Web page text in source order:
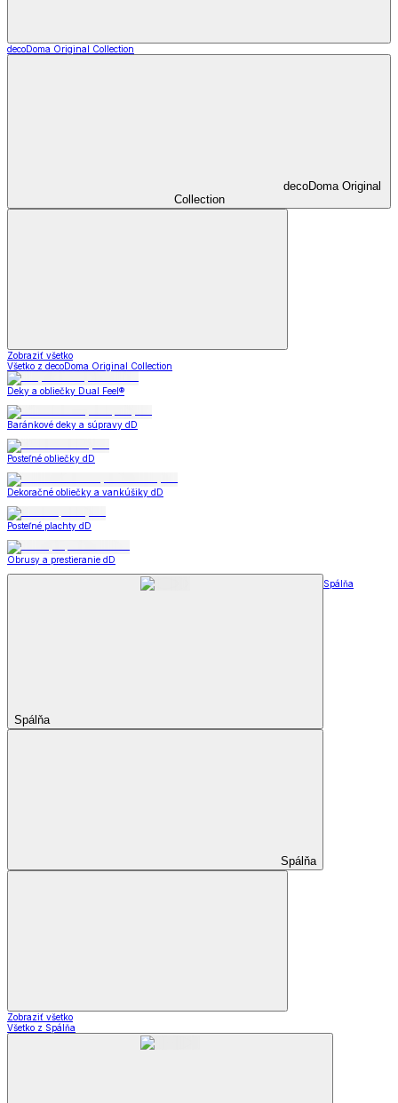
decoDoma Original Collection
decoDoma Original
Collection
Zobraziť všetko
Všetko z decoDoma Original Collection
Deky a obliečky Dual Feel®
Baránkové deky a súpravy dD
Posteľné obliečky dD
Dekoračné obliečky a vankúšiky dD
Posteľné plachty dD
Obrusy a prestieranie dD
Spálňa
Spálňa
Spálňa
Zobraziť všetko
Všetko z Spálňa